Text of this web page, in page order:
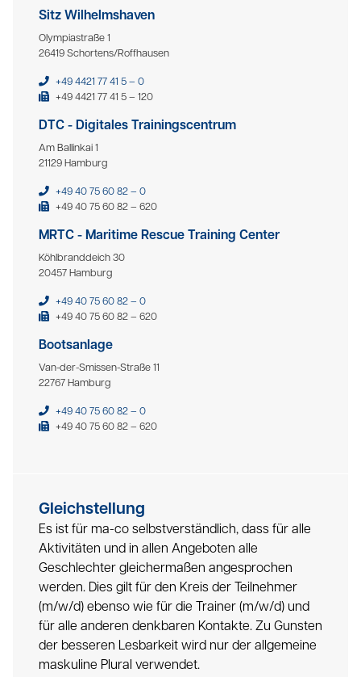
Sitz Wilhelmshaven
Olympiastraße 1
26419 Schortens/Roffhausen
+49 4421 77 41 5 – 0
+49 4421 77 41 5 – 120
DTC - Digitales Trainingscentrum
Am Ballinkai 1
21129 Hamburg
+49 40 75 60 82 – 0
+49 40 75 60 82 – 620
MRTC - Maritime Rescue Training Center
Köhlbranddeich 30
20457 Hamburg
+49 40 75 60 82 – 0
+49 40 75 60 82 – 620
Bootsanlage
Van-der-Smissen-Straße 11
22767 Hamburg
+49 40 75 60 82 – 0
+49 40 75 60 82 – 620
Gleichstellung
Es ist für ma-co selbstverständlich, dass für alle
Aktivitäten und in allen Angeboten alle
Geschlechter gleichermaßen angesprochen
werden. Dies gilt für den Kreis der Teilnehmer
(m/w/d) ebenso wie für die Trainer (m/w/d) und
für alle anderen denkbaren Kontakte. Zu Gunsten
der besseren Lesbarkeit wird nur der allgemeine
maskuline Plural verwendet.